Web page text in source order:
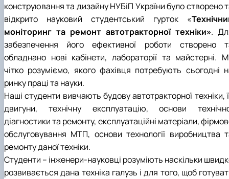
конструювання та дизайну НУБіП України було створено
відкрито науковий студентський гурток «
моніторинг та ремонт автотракторної техніки».
забезпечення його ефективної роботи створено
обладнано нові кабінети, лабораторії та майстерні.
чітко розуміємо, якого фахівця потребують сьогодні
ринку праці та науки.
Наші студенти вивчають будову автотракторної техніки,
двигуни, технічну експлуатацію, основи
діагностики та ремонту, експлуатаційні матеріали,
обслуговування МТП, основи технології виробництва
ремонту даної техніки.
Студенти – інженери-науковці розуміють наскільки
розвивається дана техніка галузь і для того, щоб